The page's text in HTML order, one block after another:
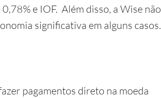
e IOF. Além disso, a Wise não
significativa em alguns casos.
pagamentos direto na moeda